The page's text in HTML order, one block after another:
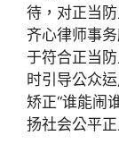
待，对正当
齐心律师事
于符合正当
时引导公众
矫正“谁能闹
扬社会公平正